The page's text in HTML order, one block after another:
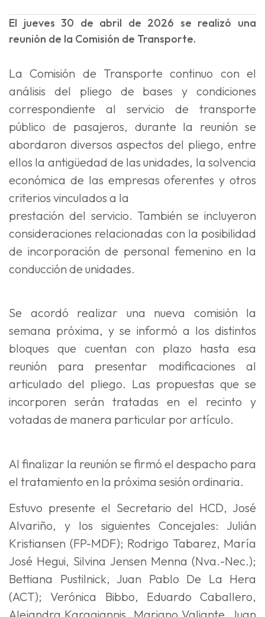
El jueves 30 de abril de 2026 se realizó una
reunión de la Comisión de Transporte.
La Comisión de Transporte continuo con el
análisis del pliego de bases y condiciones
correspondiente al servicio de transporte
público de pasajeros, durante la reunión se
abordaron diversos aspectos del pliego, entre
ellos la antigüedad de las unidades, la solvencia
económica de las empresas oferentes y otros
criterios vinculados a la
prestación del servicio. También se incluyeron
consideraciones relacionadas con la posibilidad
de incorporación de personal femenino en la
conducción de unidades.
Se acordó realizar una nueva comisión la
semana próxima, y se informó a los distintos
bloques que cuentan con plazo hasta esa
reunión para presentar modificaciones al
articulado del pliego. Las propuestas que se
incorporen serán tratadas en el recinto y
votadas de manera particular por artículo.
Al finalizar la reunión se firmó el despacho para
el tratamiento en la próxima sesión ordinaria.
Estuvo presente el Secretario del HCD, José
Alvariño, y los siguientes Concejales: Julián
Kristiansen (FP-MDF); Rodrigo Tabarez, María
José Hegui, Silvina Jensen Menna (Nva.-Nec.);
Bettiana Pustilnick, Juan Pablo De La Hera
(ACT); Verónica Bibbo, Eduardo Caballero,